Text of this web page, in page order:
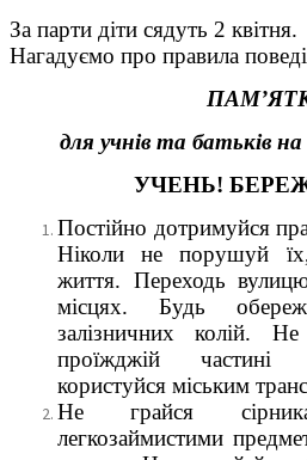
За парти діти сядуть 2 квітня.
Нагадуємо про правила
ПАМ’
для учнів та батьків на
УЧЕНЬ!
Постійно дотримуйся
Ніколи не порушуй
життя. Переходь
місцях. Будь
залізничних колій.
проїжджій частині
користуйся міським
Не грайся
легкозаймистими